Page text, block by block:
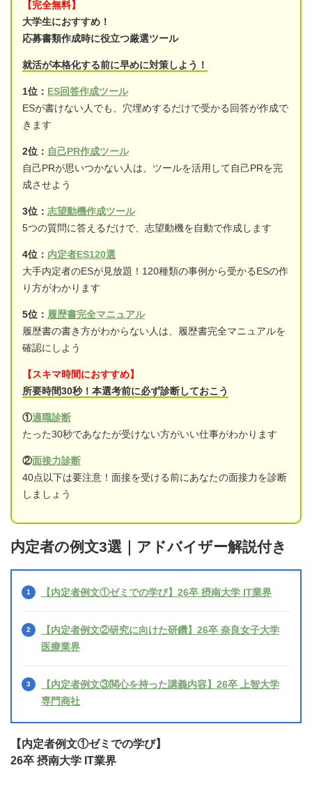
【完全無料】
大学生におすすめ！
応募書類作成時に役立つ厳選ツール
就活が本格化する前に早めに対策しよう！
1位： ES回答作成ツール
ESが書けない人でも、穴埋めするだけで受かる回答が作成で
きます
2位： 自己PR作成ツール
自己PRが思いつかない人は、ツールを活用して自己PRを完
成させよう
3位： 志望動機作成ツール
5つの質問に答えるだけで、志望動機を自動で作成します
4位： 内定者ES120選
大手内定者のESが見放題！120種類の事例から受かるESの作
り方がわかります
5位： 履歴書完全マニュアル
履歴書の書き方がわからない人は、履歴書完全マニュアルを
確認にしよう
【スキマ時間におすすめ】
所要時間30秒！本選考前に必ず診断しておこう
①適職診断
たった30秒であなたが受けない方がいい仕事がわかります
②面接力診断
40点以下は要注意！面接を受ける前にあなたの面接力を診断
しましょう
内定者の例文3選｜アドバイザー解説付き
【内定者例文①ゼミでの学び】26卒 摂南大学 IT業界
【内定者例文②研究に向けた研鑽】26卒 奈良女子大学
医療業界
【内定者例文③関心を持った講義内容】26卒 上智大学
専門商社
【内定者例文①ゼミでの学び】
26卒 摂南大学 IT業界